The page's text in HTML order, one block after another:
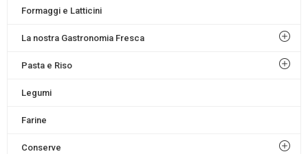
Formaggi e Latticini
La nostra Gastronomia Fresca
Pasta e Riso
Legumi
Farine
Conserve